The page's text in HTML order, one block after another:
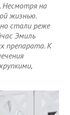
Несмотря на
жизнью.
стали реже
Эмиль
препарата. К